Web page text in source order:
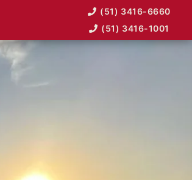
(51) 3416-6660
(51) 3416-1001